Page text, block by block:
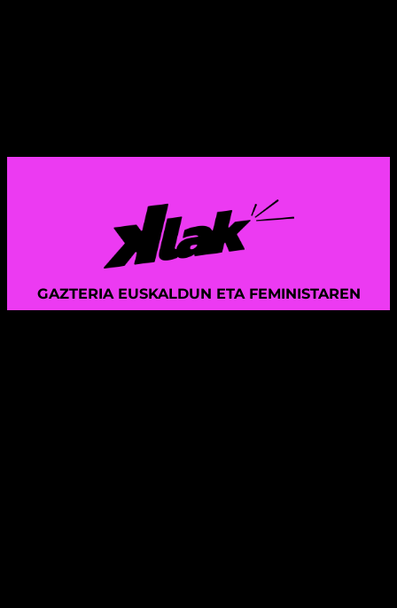
GAZTERIA EUSKALDUN ETA FEMINISTAREN
KOMUNIKAZIO PROIEKTUA